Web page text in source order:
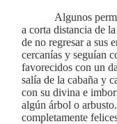
Algunos
a corta distancia de
de no regresar a sus
cercanías y seguían
favorecidos con un
salía de la cabaña y
con su divina e
algún árbol o
completamente